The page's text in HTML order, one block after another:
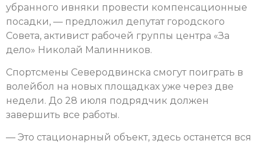
убранного ивняки провести компенсационные
посадки, — предложил депутат городского
Совета, активист рабочей группы центра «За
дело» Николай Малинников.
Спортсмены Северодвинска смогут поиграть в
волейбол на новых площадках уже через две
недели. До 28 июля подрядчик должен
завершить все работы.
— Это стационарный объект, здесь останется вся